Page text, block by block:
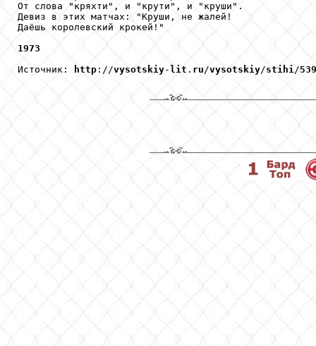
От слова "кряхти", и "крути", и "круши".
Девиз в этих матчах: "Круши, не жалей!
Даёшь королевский крокей!"
1973
Источник:
http ://vysotskiy- lit . ru/vysotskiy/stihi/539